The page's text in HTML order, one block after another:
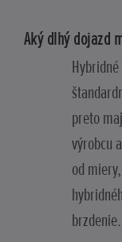
Aký dlhý dojazd
preto
výrobcu
od
brzdenie.